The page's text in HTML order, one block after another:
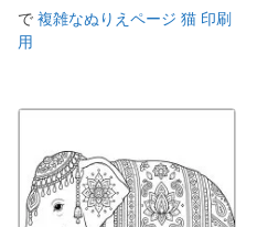
で 複雑なぬりえページ 猫 印刷
用